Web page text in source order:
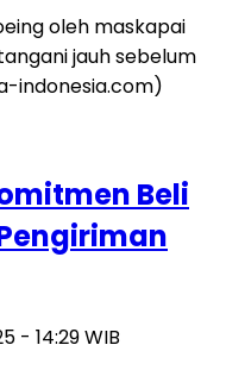
Beli
- 14:29 WIB